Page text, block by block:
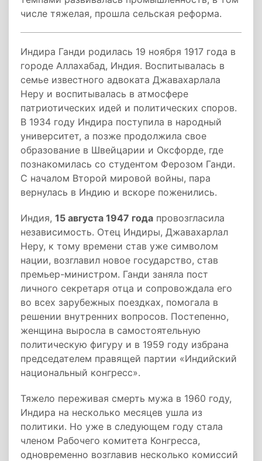
числе тяжелая, прошла сельская реформа.
Индира Ганди родилась 19 ноября 1917 года в
городе Аллахабад, Индия. Воспитывалась в
семье известного адвоката Джавахарлала
Неру и воспитывалась в атмосфере
патриотических идей и политических споров.
В 1934 году Индира поступила в народный
университет, а позже продолжила свое
образование в Швейцарии и Оксфорде, где
познакомилась со студентом Ферозом Ганди.
С началом Второй мировой войны, пара
вернулась в Индию и вскоре поженились.
Индия, 15 августа 1947 года провозгласила
независимость. Отец Индиры, Джавахарлал
Неру, к тому времени став уже символом
нации, возглавил новое государство, став
премьер-министром. Ганди заняла пост
личного секретаря отца и сопровождала его
во всех зарубежных поездках, помогала в
решении внутренних вопросов. Постепенно,
женщина выросла в самостоятельную
политическую фигуру и в 1959 году избрана
председателем правящей партии «Индийский
национальный конгресс».
Тяжело переживая смерть мужа в 1960 году,
Индира на несколько месяцев ушла из
политики. Но уже в следующем году стала
членом Рабочего комитета Конгресса,
одновременно возглавив несколько комиссий